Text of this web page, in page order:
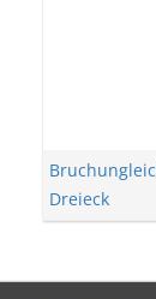
Dreieck